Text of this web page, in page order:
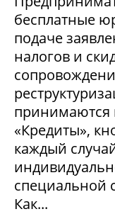
бесплатные
подаче
налогов и
принимаются
«Кредиты»,
каждый
специальной
Как...